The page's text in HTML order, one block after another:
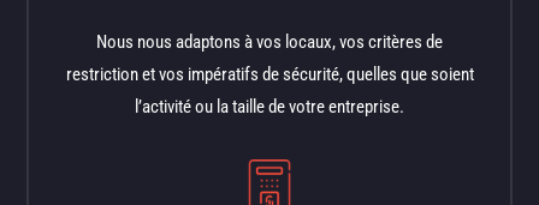
Nous nous adaptons à vos locaux, vos critères de
restriction et vos impératifs de sécurité, quelles que soient
l’activité ou la taille de votre entreprise.